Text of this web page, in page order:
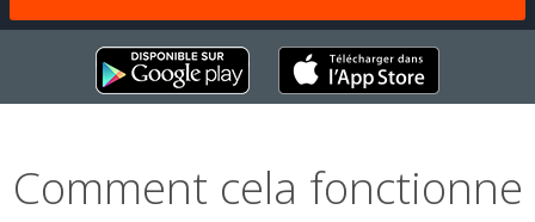
Comment cela fonctionne